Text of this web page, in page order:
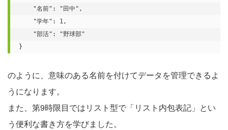
"名前": "田中",
"学年": 1,
"部活": "野球部"
}
のように、意味のある名前を付けてデータを管理できるよ
うになります。
また、第9時限目ではリスト型で「リスト内包表記」とい
う便利な書き方を学びました。